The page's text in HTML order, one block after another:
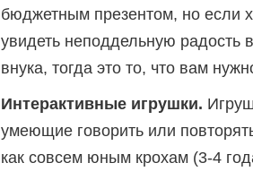
бюджетным презентом, но если
увидеть неподдельную радость
внука, тогда это то, что вам
Интерактивные игрушки.
умеющие говорить или
как совсем юным крохам (3-4